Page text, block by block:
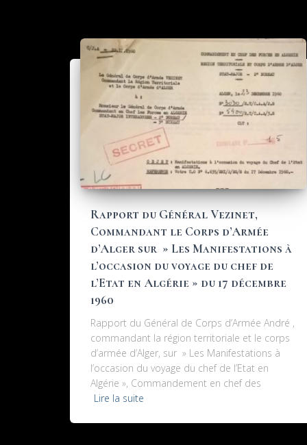
Rapport du Général Vezinet,
Commandant le Corps d’Armée
d’Alger sur » Les Manifestations à
l’occasion du voyage du chef de
l’Etat en Algérie » du 17 décembre
1960
Rapport du Général de Corps d’Armée André ,
commandant la région territoriale et le corps
d’armée d’Alger, sur » Les Manifestations à
l’occasion du voyage du chef de l’Etat en
Algérie », Commandement en chef des
Lire la suite